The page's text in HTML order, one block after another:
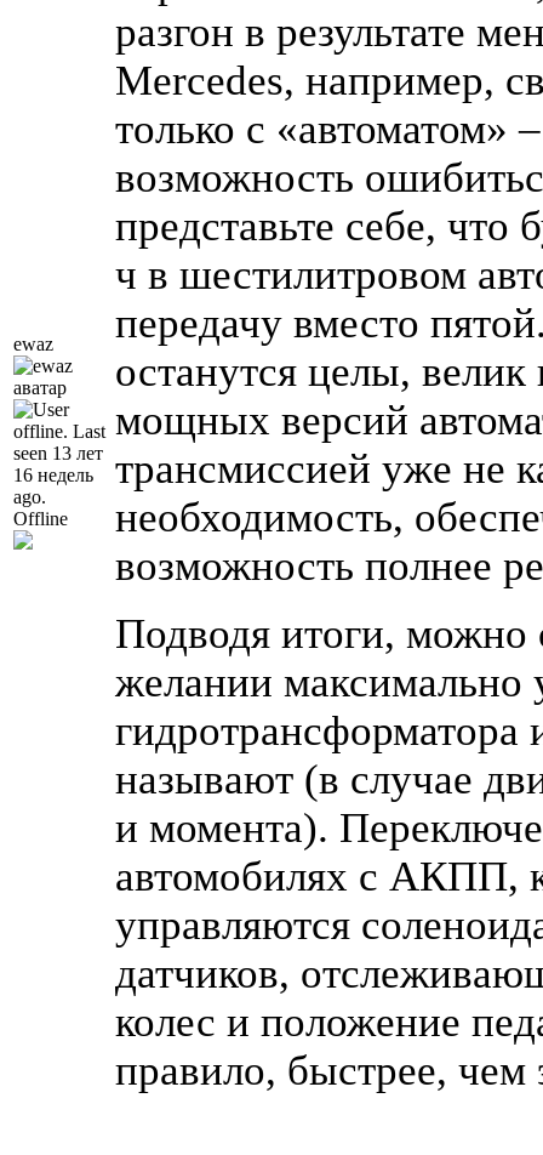
ewaz
Offline
разгон в результате
Mercedes, например,
только с «автоматом»
возможность
представьте себе, что
ч в шестилитровом
передачу вместо
останутся целы, велик
мощных версий
трансмиссией уже не
необходимость,
возможность полнее
Подводя итоги, можно
желании максимально
гидротрансформатора
называют (в случае
и момента).
автомобилях с АКПП,
управляются
датчиков,
колес и положение
правило, быстрее, чем